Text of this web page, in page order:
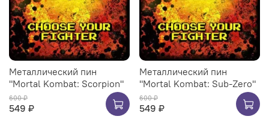
Металлический пин
"Mortal Kombat: Scorpion"
600 ₽
549 ₽
Металлический пин
"Mortal Kombat: Sub-Zero"
600 ₽
549 ₽